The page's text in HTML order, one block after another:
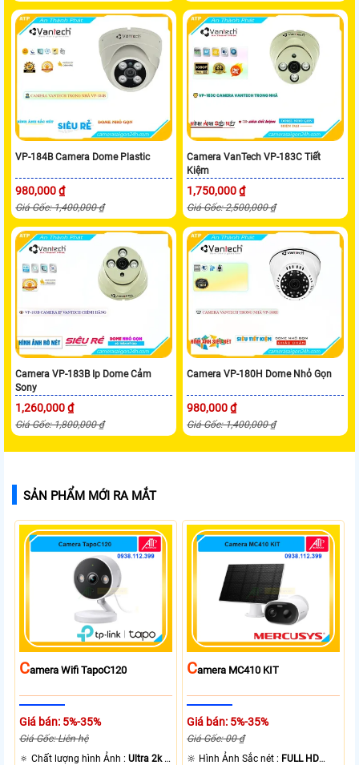
VP-184B Camera Dome Plastic
980,000 ₫
Giá Gốc: 1,400,000 ₫
Camera VanTech VP-183C Tiết
Kiệm
1,750,000 ₫
Giá Gốc: 2,500,000 ₫
Camera VP-183B Ip Dome Cảm
Sony
1,260,000 ₫
Giá Gốc: 1,800,000 ₫
Camera VP-180H Dome Nhỏ Gọn
980,000 ₫
Giá Gốc: 1,400,000 ₫
SẢN PHẨM MỚI RA MẮT
CAmera Wifi TapoC120
Giá bán: 5%-35%
Giá Gốc: Liên hệ
🔅 Chất lượng hình Ảnh :Ultra 2k +
CAmera MC410 KIT
Giá bán: 5%-35%
Giá Gốc: 00 ₫
🔆 Hình Ảnh Sắc nét : FULL HD